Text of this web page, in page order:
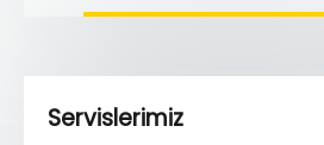
Servislerimiz